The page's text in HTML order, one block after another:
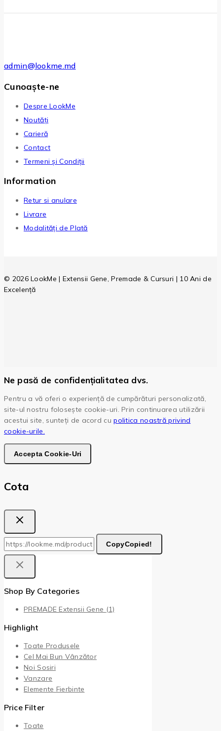
admin@lookme.md
Cunoaște-ne
Despre LookMe
Noutăți
Carieră
Contact
Termeni și Condiții
Information
Retur si anulare
Livrare
Modalități de Plată
© 2026 LookMe | Extensii Gene, Premade & Cursuri | 10 Ani de
Excelență
Ne pasă de confidențialitatea dvs.
Pentru a vă oferi o experiență de cumpărături personalizată,
site-ul nostru folosește cookie-uri. Prin continuarea utilizării
acestui site, sunteți de acord cupolitica noastră privind
cookie-urile.
Accepta Cookie-Uri
Cota
CopyCopied!
Shop By Categories
PREMADE Extensii Gene (1)
Highlight
Toate Produsele
Cel Mai Bun Vânzător
Noi Sosiri
Vanzare
Elemente Fierbinte
Price Filter
Toate